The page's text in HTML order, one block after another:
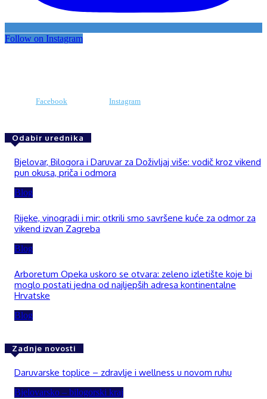
Follow on Instagram
Facebook Instagram
Odabir urednika
Bjelovar, Bilogora i Daruvar za Doživljaj više: vodič kroz vikend
pun okusa, priča i odmora
Blog
Rijeke, vinogradi i mir: otkrili smo savršene kuće za odmor za
vikend izvan Zagreba
Blog
Arboretum Opeka uskoro se otvara: zeleno izletište koje bi
moglo postati jedna od najljepših adresa kontinentalne
Hrvatske
Blog
Zadnje novosti
Daruvarske toplice – zdravlje i wellness u novom ruhu
Bjelovarsko – bilogorski kraj